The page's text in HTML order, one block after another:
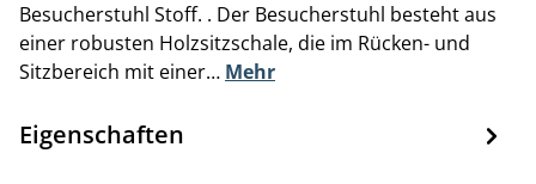
Besucherstuhl Stoff. . Der Besucherstuhl besteht aus
einer robusten Holzsitzschale, die im Rücken- und
Sitzbereich mit einer… Mehr
Eigenschaften